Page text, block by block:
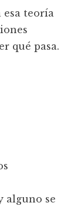
esa teoría
qué pasa.
alguno se